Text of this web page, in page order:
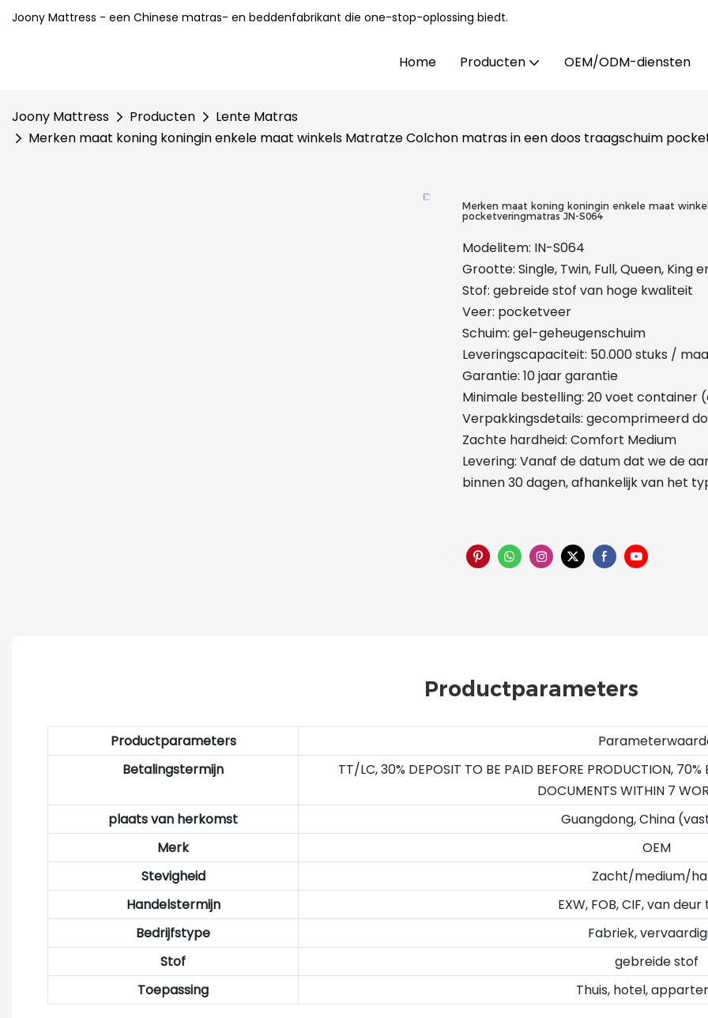
Joony Mattress - een Chinese matras- en beddenfabrikant die one-stop-oplossing biedt.
Home Producten OEM/ODM-diensten
Joony Mattress Producten
Lente Matras
Merken maat koning koningin enkele maat winkels Matratze Colchon matras in een doos traagschuim
Merken maat koning koningin enkele maat
pocketveringmatras JN-S064
Modelitem: IN-S064
Grootte: Single, Twin, Full, Queen, King
Stof: gebreide stof van hoge kwaliteit
Veer: pocketveer
Schuim: gel-geheugenschuim
Leveringscapaciteit: 50.000 stuks /
Garantie: 10 jaar garantie
Minimale bestelling: 20 voet container
Verpakkingsdetails: gecomprimeerd
Zachte hardheid: Comfort Medium
Levering: Vanaf de datum dat we de
binnen 30 dagen, afhankelijk van het
Productparameters
Productparameters
Betalingstermijn
TT/LC, 30% DEPOSIT TO BE PAID BEFORE PRODUCTION,
DOCUMENTS WITHIN 7
plaats van herkomst
Guangdong, China
Merk
OEM
Stevigheid
Zacht/medium/
Handelstermijn
EXW, FOB, CIF, van
Bedrijfstype
Fabriek,
Stof
gebreide stof
Toepassing
Thuis, hotel,